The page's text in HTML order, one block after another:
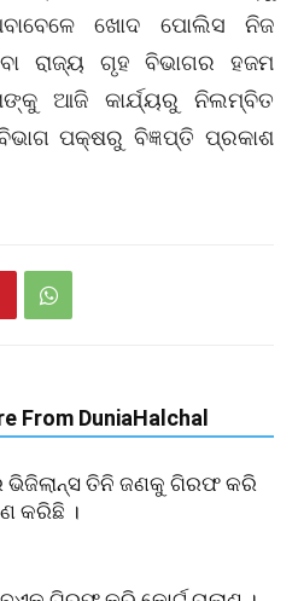
ଖୋଦ ପୋଲିସ ନିଜ
ରାଜ୍ୟ ଗୃହ ବିଭାଗର ହଜମ
ଆଜି କାର୍ଯ୍ୟରୁ ନିଲମ୍ବିତ
ପକ୍ଷରୁ ବିଜ୍ଞପ୍ତି ପ୍ରକାଶ
From DuniaHalchal
ତିନି ଜଣକୁ ଗିରଫ କରି
କରିଛି ।